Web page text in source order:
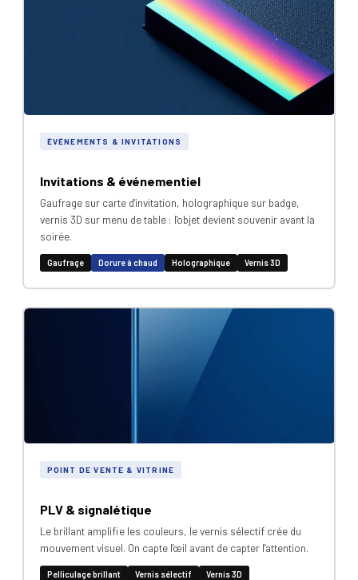
ÉVÉNEMENTS & INVITATIONS
Invitations & événementiel
Gaufrage sur carte d'invitation, holographique sur badge,
vernis 3D sur menu de table : l'objet devient souvenir avant la
soirée.
Gaufrage Dorure à chaud Holographique Vernis 3D
POINT DE VENTE & VITRINE
PLV & signalétique
Le brillant amplifie les couleurs, le vernis sélectif crée du
mouvement visuel. On capte l'œil avant de capter l'attention.
Pelliculage brillant Vernis sélectif Vernis 3D